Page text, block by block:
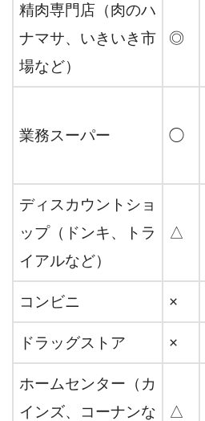
精肉専門店（肉のハ
ナマサ、いきいき市
場など）
◎
業務スーパー ◯
ディスカウントショ
ップ（ドンキ、トラ
イアルなど）
△
コンビニ ×
ドラッグストア ×
ホームセンター（カ
インズ、コーナンな
△